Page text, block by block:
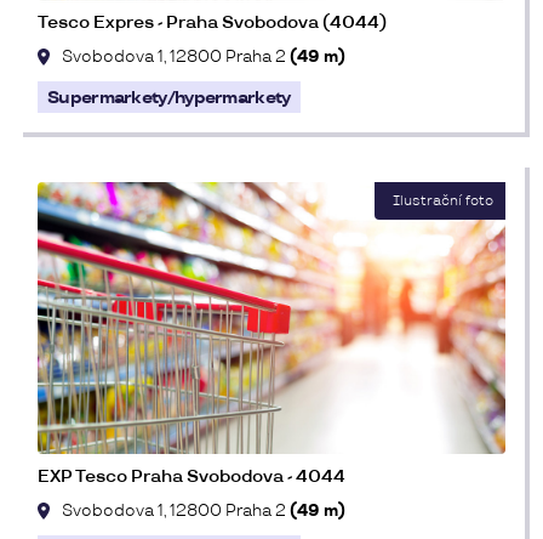
Tesco Expres - Praha Svobodova (4044)
Svobodova 1, 12800 Praha 2 (49 m)
Supermarkety/hypermarkety
EXP Tesco Praha Svobodova - 4044
Svobodova 1, 12800 Praha 2 (49 m)